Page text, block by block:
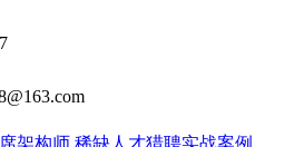
架构师 稀缺人才猎聘实战案例